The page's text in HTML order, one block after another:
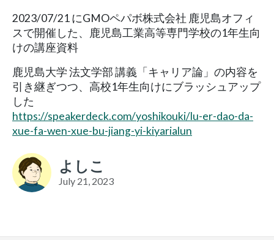
2023/07/21 にGMOペパボ株式会社 鹿児島オフィ
スで開催した、鹿児島工業高等専門学校の1年生向
けの講座資料
鹿児島大学 法文学部 講義「キャリア論」の内容を
引き継ぎつつ、高校1年生向けにブラッシュアップ
した
https://speakerdeck.com/yoshikouki/lu-er-dao-da-
xue-fa-wen-xue-bu-jiang-yi-kiyarialun
よしこ
July 21, 2023